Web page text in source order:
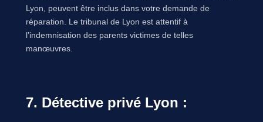
Lyon, peuvent être inclus dans votre demande de
réparation. Le tribunal de Lyon est attentif à
l’indemnisation des parents victimes de telles
manœuvres.
7. Détective privé Lyon :